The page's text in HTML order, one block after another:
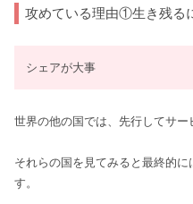
攻めている理由①生き残る
シェアが大事
世界の他の国では、先行してサー
それらの国を見てみると最終的
す。